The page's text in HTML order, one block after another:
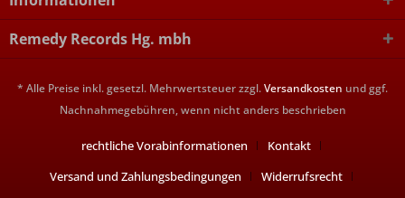
Remedy Records Hg. mbh
* Alle Preise inkl. gesetzl. Mehrwertsteuer zzgl.Versandkosten und ggf.
Nachnahmegebühren, wenn nicht anders beschrieben
rechtliche Vorabinformationen
Kontakt
Versand und Zahlungsbedingungen
Widerrufsrecht